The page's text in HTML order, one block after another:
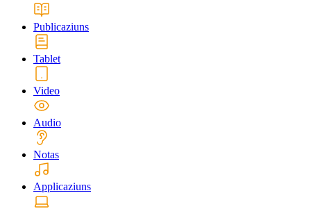
Publicaziuns
Tablet
Video
Audio
Notas
Applicaziuns